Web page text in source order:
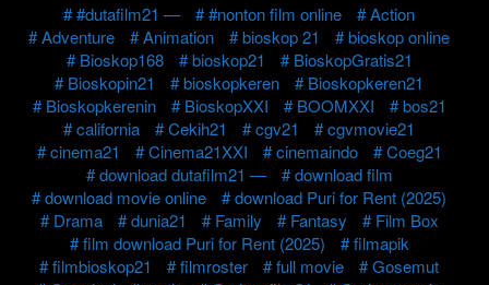
#dutafilm21 —
#nonton film online
Action
Adventure
Animation bioskop 21
bioskop online
Bioskop168
bioskop21
BioskopGratis21
Bioskopin21
bioskopkeren
Bioskopkeren21
Bioskopkerenin
BioskopXXI BOOMXXI
bos21
california
Cekih21 cgv21
cgvmovie21
cinema21
Cinema21XXI cinemaindo
Coeg21
download dutafilm21 —
download film
download movie online
download Puri for Rent (2025)
Drama
dunia21 Family Fantasy
Film Box
film download Puri for Rent (2025)
filmapik
filmbioskop21
filmroster full movie
Gosemut